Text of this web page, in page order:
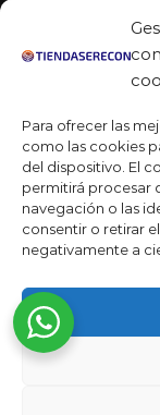
Para ofrecer las
como las cookies
del dispositivo. El
permitirá procesar
navegación o las
consentir o retirar
negativamente a
MAS DE 50
★★★★★
La verdad es que
calidad mucho
día. ¡Estoy muy
servicio!
Desarrollado por
Ready